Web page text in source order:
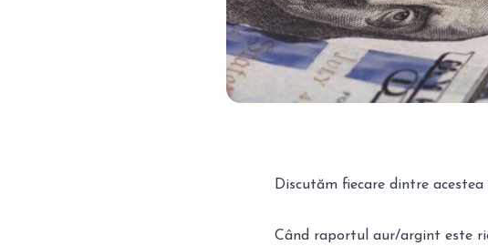
Discutăm fiecare dintre
Când raportul aur/argint este